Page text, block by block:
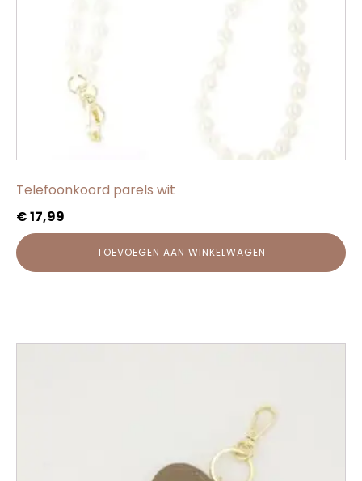
Telefoonkoord parels wit
€17,99
TOEVOEGEN AAN WINKELWAGEN